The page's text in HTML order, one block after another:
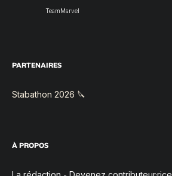
TeamMarvel
PARTENAIRES
Stabathon 2026 🔪
À PROPOS